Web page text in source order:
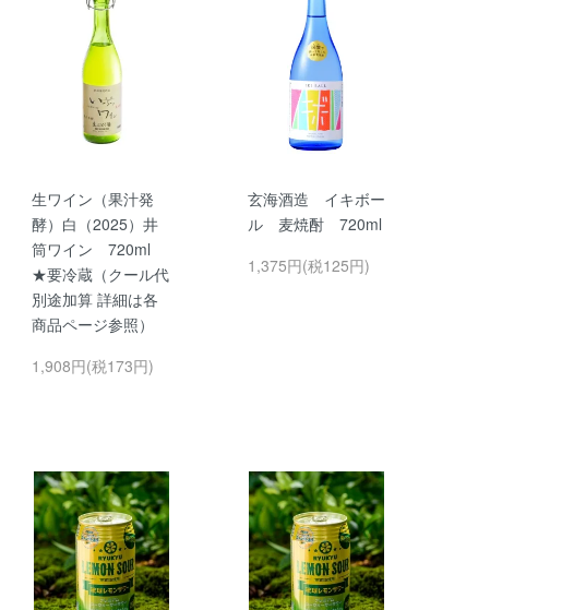
生ワイン（果汁発
酵）白（2025）井
筒ワイン 720ml
★要冷蔵（クール代
別途加算 詳細は各
商品ページ参照）
1,908円(税173円)
玄海酒造 イキボー
ル 麦焼酎 720ml
1,375円(税125円)